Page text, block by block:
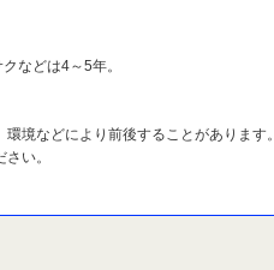
などは4～5年。
境などにより前後することがあります。
い。